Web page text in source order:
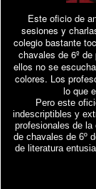
Este oficio de
sesiones y
colegio bastante
chavales de 6º
ellos no se
colores. Los
lo que
Pero este
indescriptibles y
profesionales de la
de chavales de 6º
de literatura